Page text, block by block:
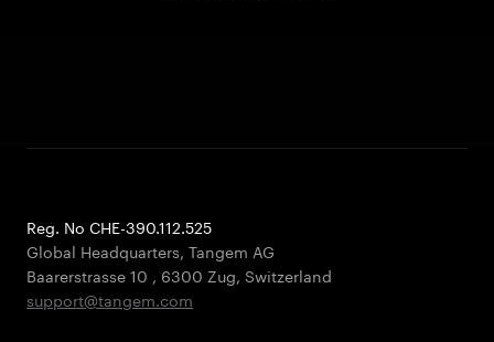
Reg. No CHE-390.112.525
Global Headquarters, Tangem AG
Baarerstrasse 10 , 6300 Zug, Switzerland
support@tangem.com